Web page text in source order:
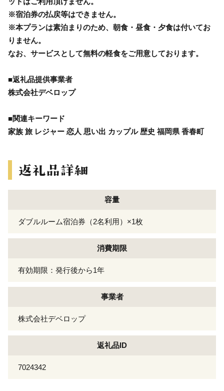
※宿泊券の払戻等はできません。
※本プランは素泊まりのため、朝食・昼食・夕食は付いてお
りません。
なお、サービスとして無料の軽食をご用意しております。
■返礼品提供事業者
株式会社デベロップ
■関連キーワード
家族 旅 レジャー 恋人 思い出 カップル 歴史 福岡県 香春町
容量
ダブルルーム宿泊券（2名利用）×1枚
消費期限
有効期限：発行後から1年
事業者
株式会社デベロップ
返礼品ID
7024342